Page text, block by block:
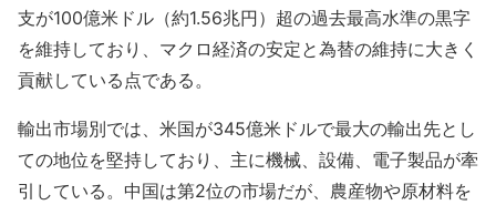
支が100億米ドル（約1.56兆円）超の過去最高水準の黒字
を維持しており、マクロ経済の安定と為替の維持に大きく
貢献している点である。
輸出市場別では、米国が345億米ドルで最大の輸出先とし
ての地位を堅持しており、主に機械、設備、電子製品が牽
引している。中国は第2位の市場だが、農産物や原材料を